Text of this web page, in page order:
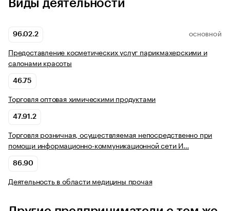
Виды деятельности
96.02.2 ОСНОВНОЙ
Предоставление косметических услуг парикмахерскими и
салонами красоты
46.75
Торговля оптовая химическими продуктами
47.91.2
Торговля розничная, осуществляемая непосредственно при
помощи информационно-коммуникационной сети И…
86.90
Деятельность в области медицины прочая